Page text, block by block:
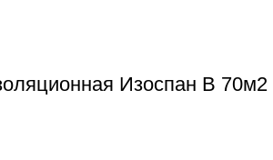
Изоспан B 70м2